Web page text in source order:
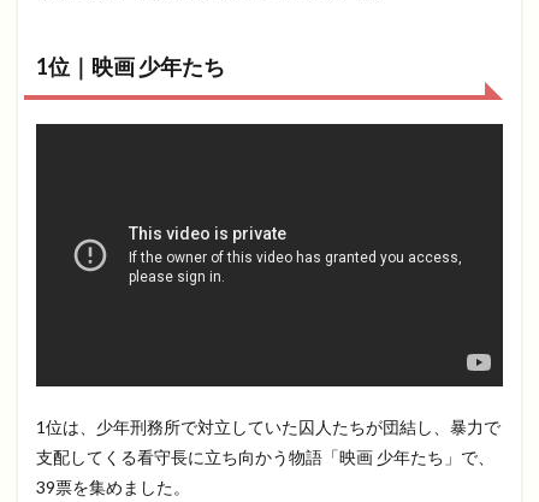
1位｜映画 少年たち
1位は、少年刑務所で対立していた囚人たちが団結し、暴力で
支配してくる看守長に立ち向かう物語「映画 少年たち」で、
39票を集めました。